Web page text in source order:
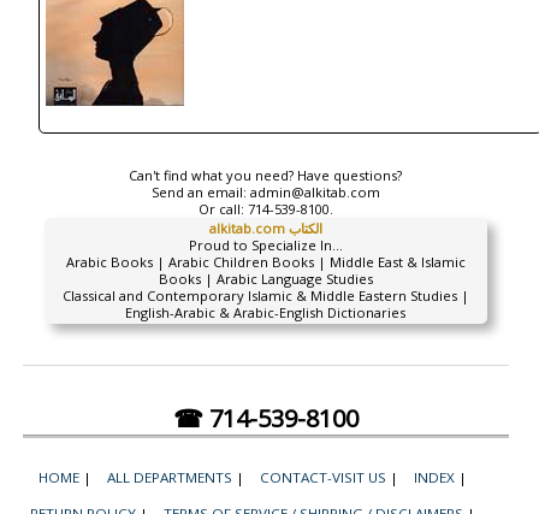
Can't find what you need? Have questions?
Send an email: admin@alkitab.com
Or call: 714-539-8100.
alkitab.com الكتاب
Proud to Specialize In...
Arabic Books | Arabic Children Books | Middle East & Islamic
Books | Arabic Language Studies
Classical and Contemporary Islamic & Middle Eastern Studies |
English-Arabic & Arabic-English Dictionaries
☎ 714-539-8100
HOME | ALL DEPARTMENTS | CONTACT-VISIT US | INDEX |